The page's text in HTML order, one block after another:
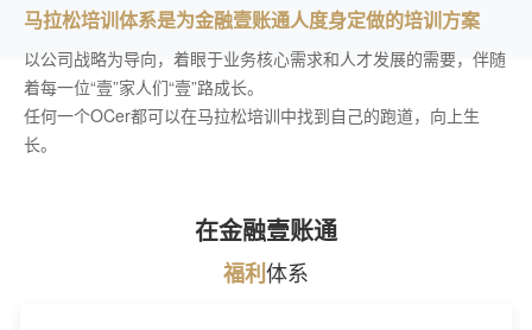
马拉松培训体系是为金融壹账通人度身定做的培训方案
以公司战略为导向，着眼于业务核心需求和人才发展的需要，伴随
着每一位“壹”家人们“壹”路成长。
任何一个OCer都可以在马拉松培训中找到自己的跑道，向上生
长。
在金融壹账通
福利体系